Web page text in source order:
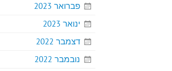
פברואר 2023
ינואר 2023
דצמבר 2022
נובמבר 2022